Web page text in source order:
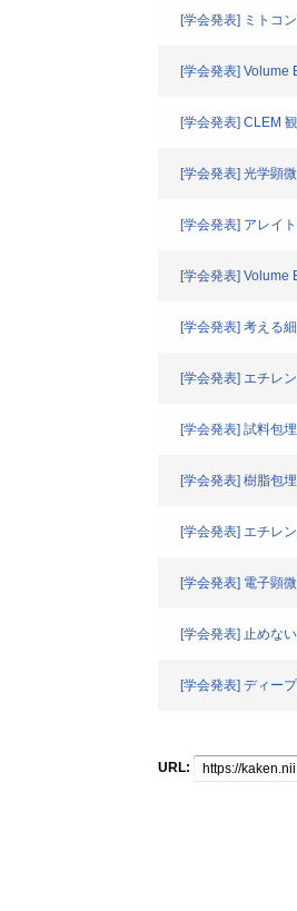
[学会発表] ミトコ
[学会発表] Volume
[学会発表] CLEM
[学会発表] 光学顕
[学会発表] アレイ
[学会発表] Volume
[学会発表] 考える
[学会発表] エチレ
[学会発表] 試料包
[学会発表] 樹脂包
[学会発表] エチレ
[学会発表] 電子顕
[学会発表] 止めな
[学会発表] ディー
URL: